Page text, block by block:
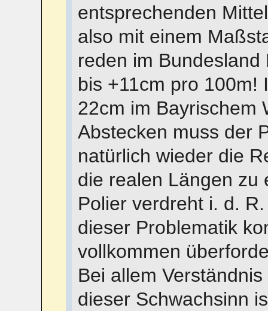
entsprechenden
also mit einem
reden im
bis +11cm pro 100m!
22cm im Bayrischem
Abstecken muss der
natürlich wieder die
die realen Längen zu
Polier verdreht i. d.
dieser Problematik
vollkommen
Bei allem
dieser Schwachsinn